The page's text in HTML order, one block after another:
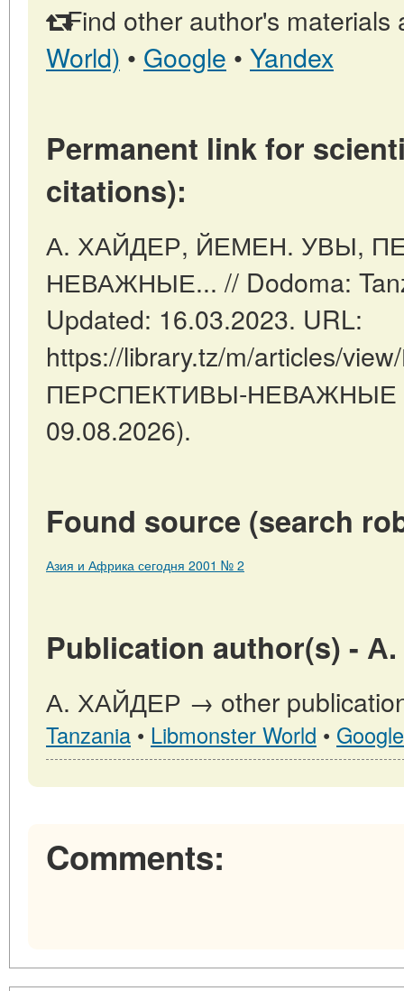
Find other author's materials
World) • Google • Yandex
Permanent link for
citations):
А. ХАЙДЕР, ЙЕМЕН. УВЫ,
НЕВАЖНЫЕ... // Dodoma:
Updated: 16.03.2023. URL:
https://library.tz/m/articles/
ПЕРСПЕКТИВЫ-НЕВАЖНЫЕ
09.08.2026).
Found source (search
Азия и Африка сегодня 2001 № 2
Publication author(s) -
А. ХАЙДЕР → other
Tanzania • Libmonster World • Google
Comments: